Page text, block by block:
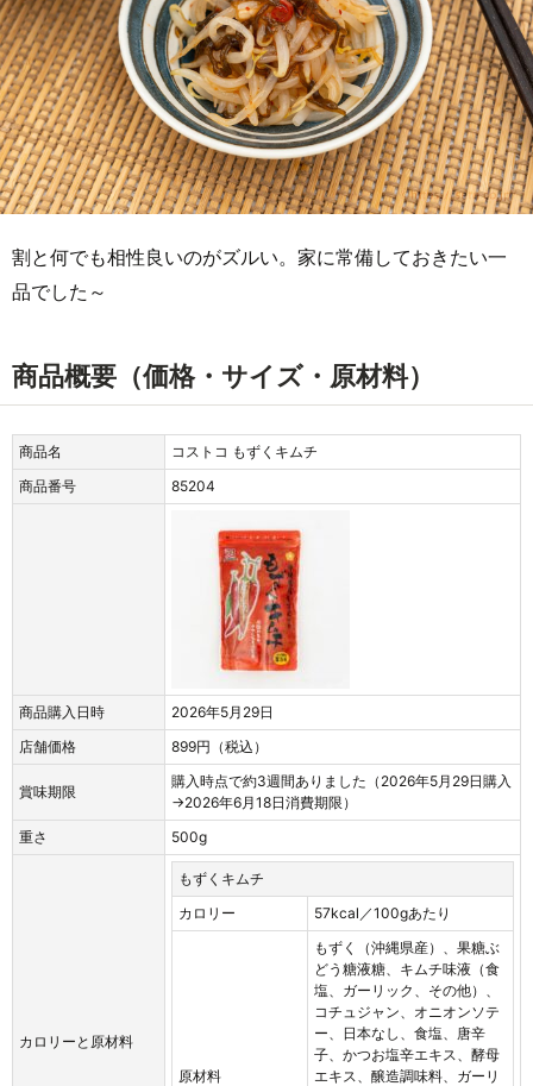
割と何でも相性良いのがズルい。家に常備しておきたい一
品でした～
商品概要（価格・サイズ・原材料）
商品名
コストコ もずくキムチ
商品番号
85204
商品購入日時
2026年5月29日
店舗価格
899円（税込）
賞味期限
購入時点で約3週間ありました（2026年5月29日購入
→2026年6月18日消費期限）
重さ
500g
カロリーと原材料
もずくキムチ
カロリー
57kcal／100gあたり
原材料
もずく（沖縄県産）、果糖ぶ
どう糖液糖、キムチ味液（食
塩、ガーリック、その他）、
コチュジャン、オニオンソテ
ー、日本なし、食塩、唐辛
子、かつお塩辛エキス、酵母
エキス、醸造調味料、ガーリ